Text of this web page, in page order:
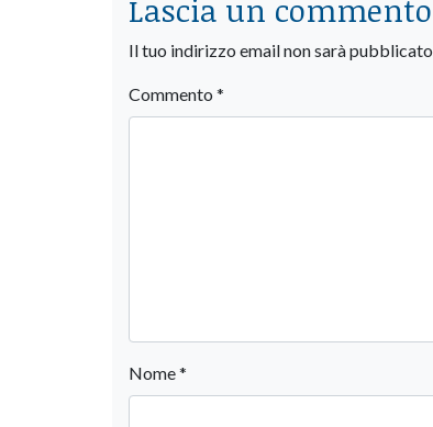
Lascia un commento
Il tuo indirizzo email non sarà pubblicato.
Commento *
Nome*